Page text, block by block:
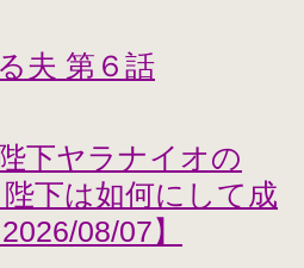
夫 第６話
下ヤラナイオの
下は如何にして成
08/07】